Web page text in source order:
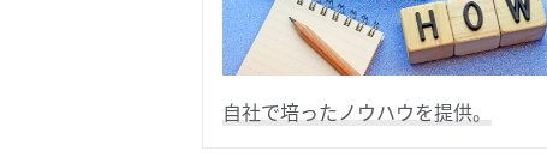
自社で培ったノウハウを提供。